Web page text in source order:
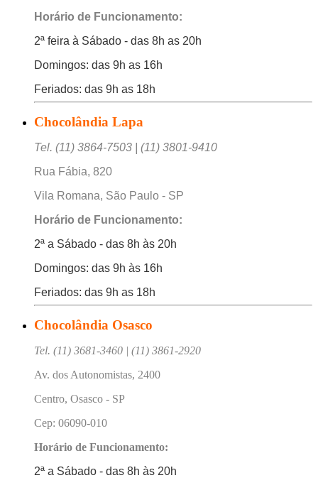
Horário de Funcionamento:
2ª feira à Sábado - das 8h as 20h
Domingos: das 9h as 16h
Feriados: das 9h as 18h
Chocolândia Lapa
Tel. (11) 3864-7503 | (11) 3801-9410
Rua Fábia, 820
Vila Romana, São Paulo - SP
Horário de Funcionamento:
2ª a Sábado - das 8h às 20h
Domingos: das 9h às 16h
Feriados: das 9h as 18h
Chocolândia Osasco
Tel. (11) 3681-3460 | (11) 3861-2920
Av. dos Autonomistas, 2400
Centro, Osasco - SP
Cep: 06090-010
Horário de Funcionamento:
2ª a Sábado - das 8h às 20h